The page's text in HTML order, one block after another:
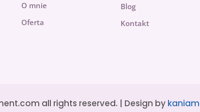
O mnie
Oferta
Blog
Kontakt
all rights reserved. | Design by